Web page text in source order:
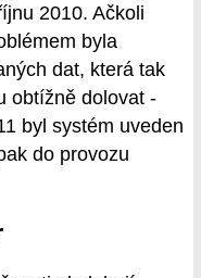
2010. Ačkoli
byla
dat, která tak
obtížně dolovat -
byl systém uveden
do provozu